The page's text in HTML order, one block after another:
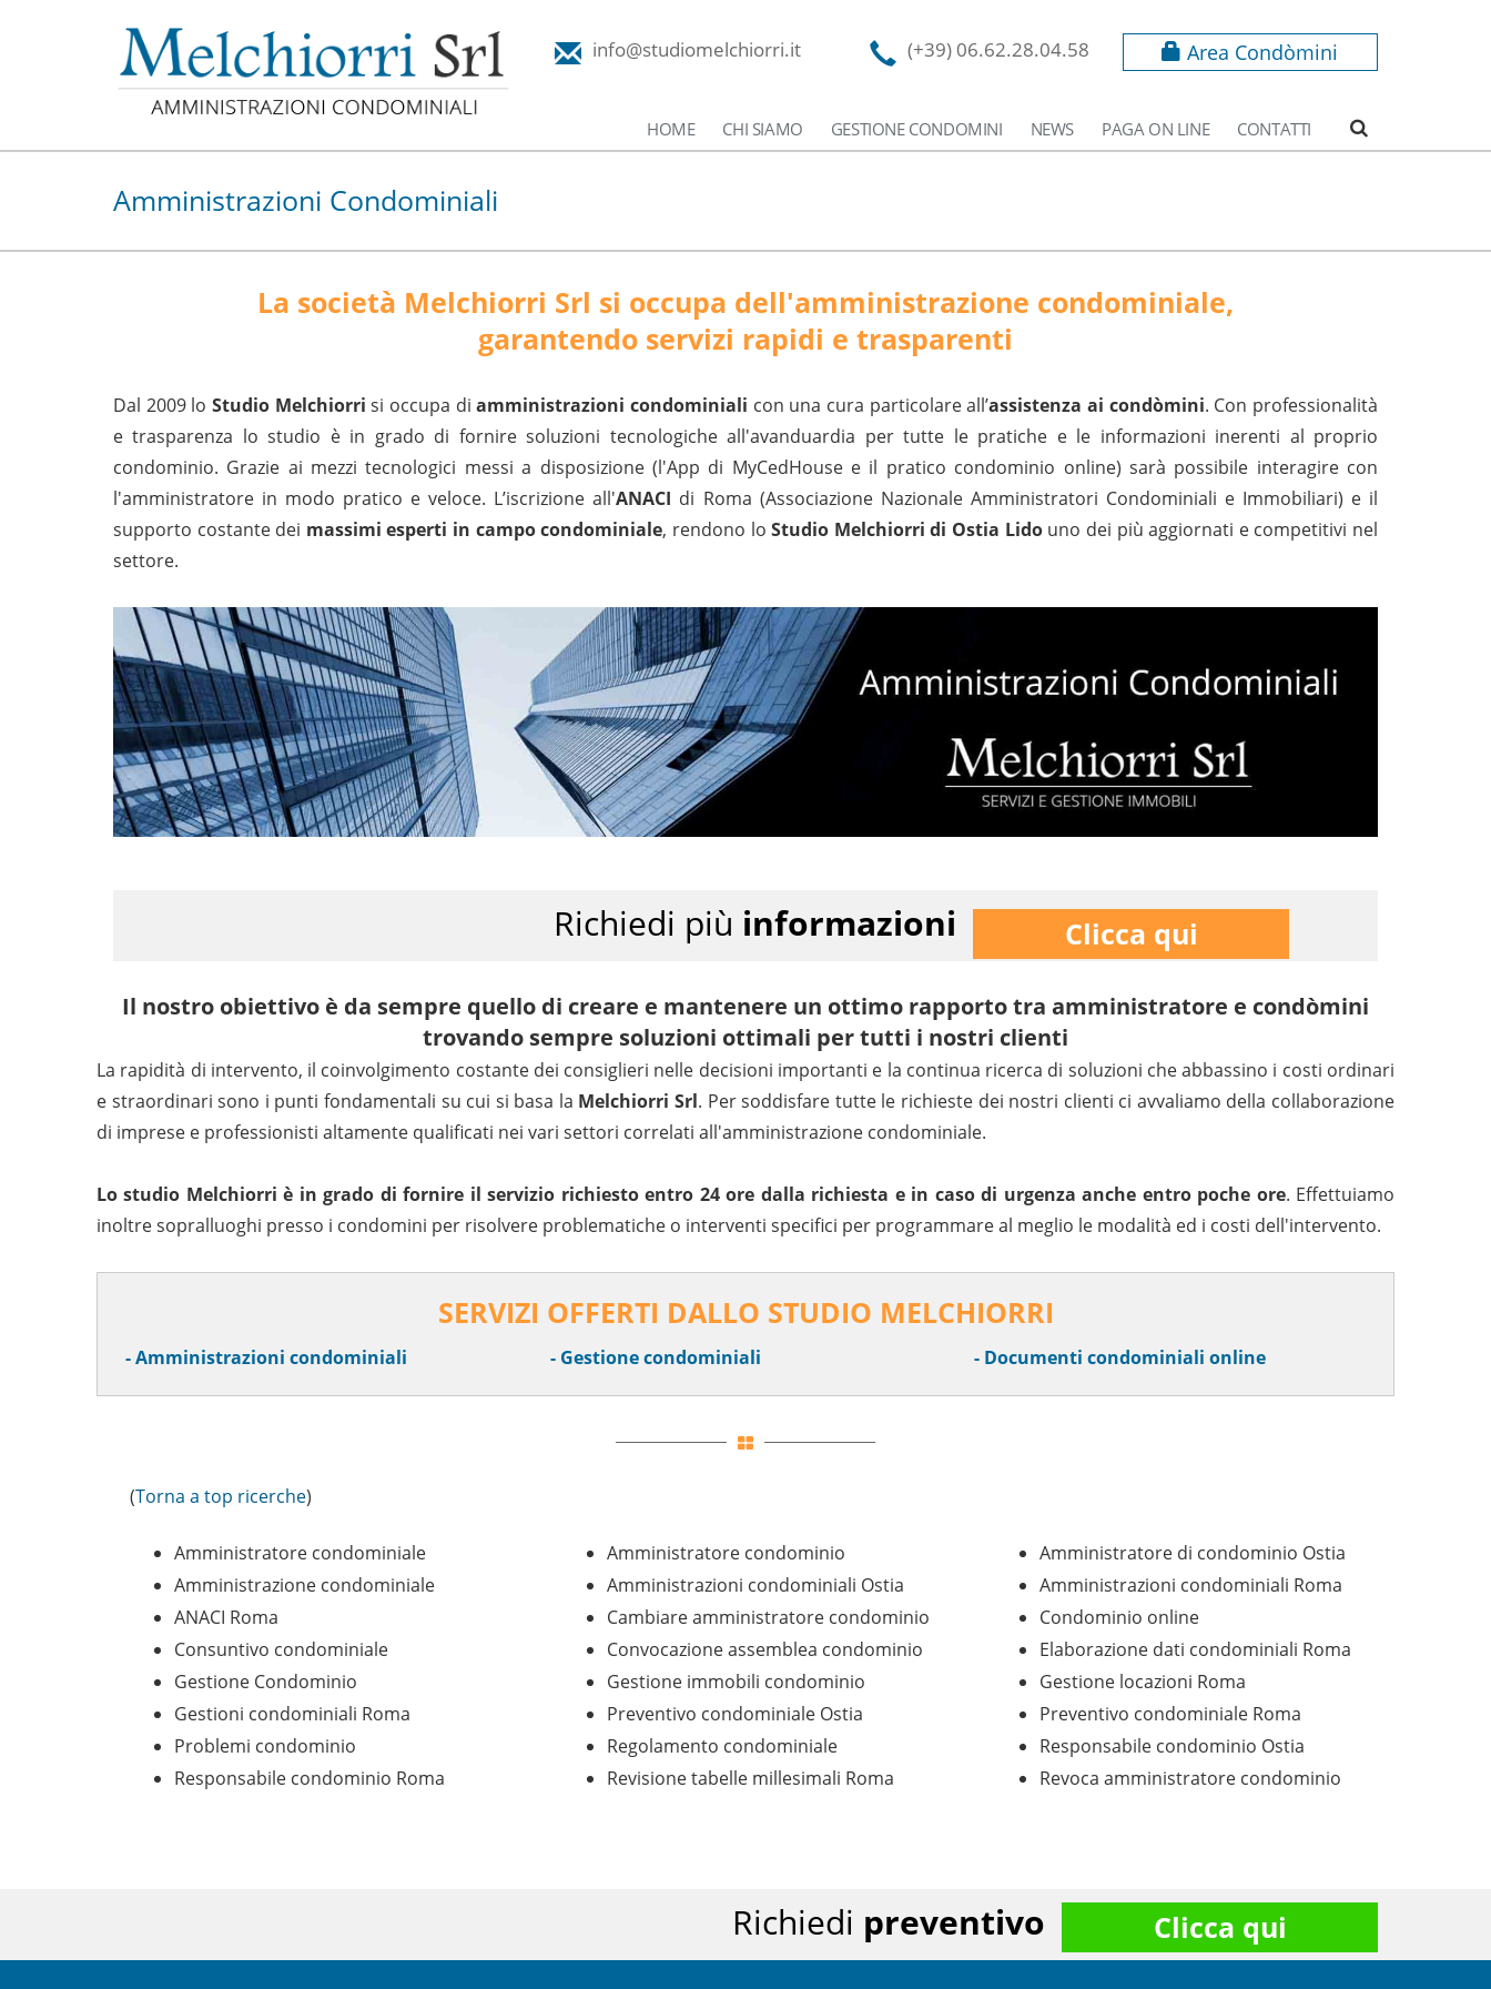
info@studiomelchiorri.it (+39) 06.62.28.04.58 Area Condòmini
HOME CHI SIAMO GESTIONE CONDOMINI NEWS PAGA ON LINE CONTATTI
Amministrazioni Condominiali
La società Melchiorri Srl si occupa dell'amministrazione condominiale,
garantendo servizi rapidi e trasparenti
Dal 2009 lo Studio Melchiorri si occupa diamministrazioni condominiali con una cura particolare all’assistenza ai condòmini. Con professionalità
e trasparenza lo studio è in grado di fornire soluzioni tecnologiche all'avanduardia per tutte le pratiche e le informazioni inerenti al proprio
condominio. Grazie ai mezzi tecnologici messi a disposizione (l'App di MyCedHouse e il pratico condominio online) sarà possibile interagire con
l'amministratore in modo pratico e veloce. L’iscrizione all'ANACI di Roma (Associazione Nazionale Amministratori Condominiali e Immobiliari) e il
supporto costante dei massimi esperti in campo condominiale, rendono loStudio Melchiorri di Ostia Lidouno dei più aggiornati e competitivi nel
settore.
Richiedi più informazioni Clicca qui
Il nostro obiettivo è da sempre quello di creare e mantenere un ottimo rapporto tra amministratore e condòmini
trovando sempre soluzioni ottimali per tutti i nostri clienti
La rapidità di intervento, il coinvolgimento costante dei consiglieri nelle decisioni importanti e la continua ricerca di soluzioni che abbassino i costi ordinari
e straordinari sono i punti fondamentali su cui si basa la Melchiorri Srl. Per soddisfare tutte le richieste dei nostri clienti ci avvaliamo della collaborazione
di imprese e professionisti altamente qualificati nei vari settori correlati all'amministrazione condominiale.
Lo studio Melchiorri è in grado di fornire il servizio richiesto entro 24 ore dalla richiesta e in caso di urgenza anche entro poche ore. Effettuiamo
inoltre sopralluoghi presso i condomini per risolvere problematiche o interventi specifici per programmare al meglio le modalità ed i costi dell'intervento.
SERVIZI OFFERTI DALLO STUDIO MELCHIORRI
- Amministrazioni condominiali - Gestione condominiali - Documenti condominiali online
(Torna a top ricerche)
Amministratore condominiale Amministratore condominio
Amministratore di condominio Ostia
Amministrazione condominiale
Amministrazioni condominiali Ostia
Amministrazioni condominiali Roma
ANACI Roma
Cambiare amministratore condominio
Condominio online
Consuntivo condominiale
Convocazione assemblea condominio
Elaborazione dati condominiali Roma
Gestione Condominio
Gestione immobili condominio
Gestione locazioni Roma
Gestioni condominiali Roma
Preventivo condominiale Ostia
Preventivo condominiale Roma
Problemi condominio
Regolamento condominiale
Responsabile condominio Ostia
Responsabile condominio Roma
Revisione tabelle millesimali Roma Revoca amministratore condominio
Richiedi preventivo Clicca qui